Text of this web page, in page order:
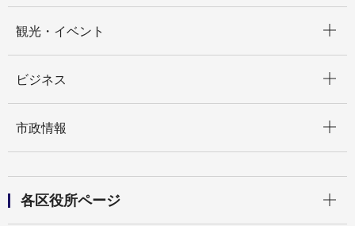
観光・イベント
ビジネス
市政情報
各区役所ページ